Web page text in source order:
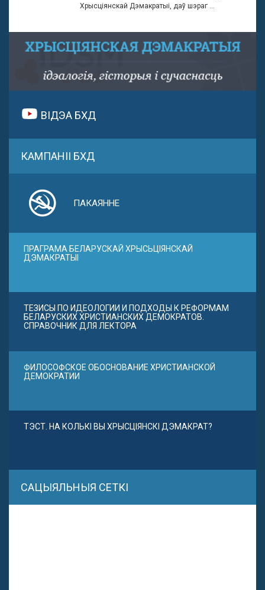
Хрысціянскай Дэмакратыі, даў шэраг ...
ВІДЭА БХД
КАМПАНІІ БХД
ПАКАЯННЕ
ПРАГРАМА БЕЛАРУСКАЙ ХРЫСЬЦІЯНСКАЙ
ДЭМАКРАТЫІ
ТЕЗИСЫ ПО ИДЕОЛОГИИ И ПОДХОДЫ К РЕФОРМАМ
БЕЛАРУСКИХ ХРИСТИАНСКИХ ДЕМОКРАТОВ.
СПРАВОЧНИК ДЛЯ ЛЕКТОРА
ФИЛОСОФСКОЕ ОБОСНОВАНИЕ ХРИСТИАНСКОЙ
ДЕМОКРАТИИ
ТЭСТ. НА КОЛЬКІ ВЫ ХРЫСЦІЯНСКІ ДЭМАКРАТ?
САЦЫЯЛЬНЫЯ СЕТКІ